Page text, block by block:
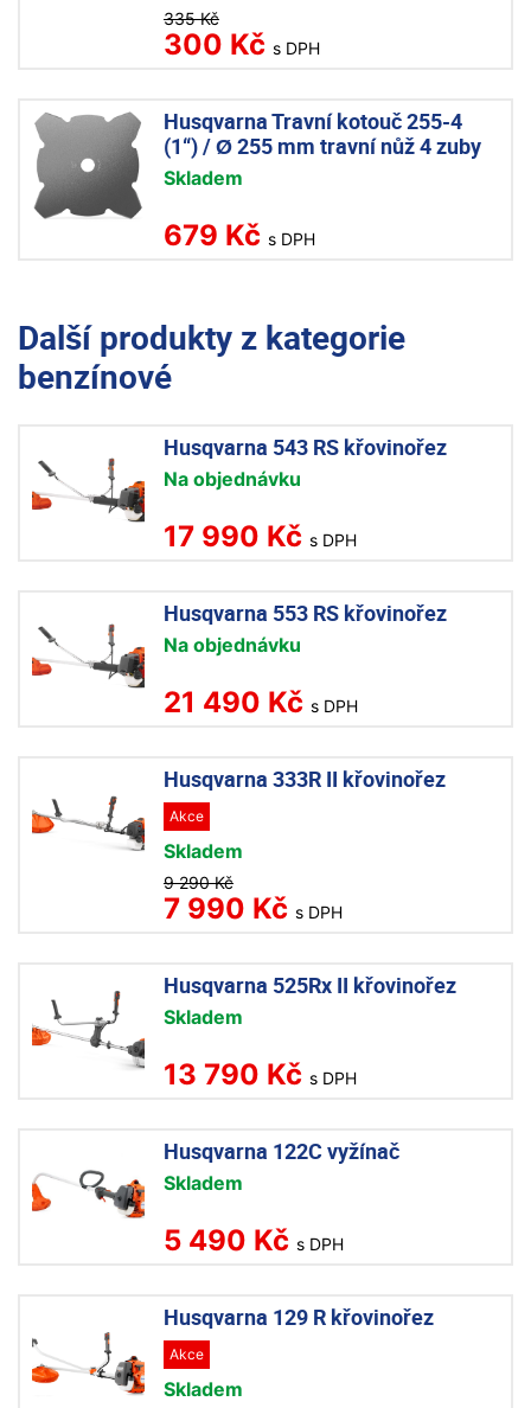
335 Kč
300 Kč s DPH
Husqvarna Travní kotouč 255-4
(1“) / Ø 255 mm travní nůž 4 zuby
Skladem
679 Kč s DPH
Další produkty z kategorie
benzínové
Husqvarna 543 RS křovinořez
Na objednávku
17 990 Kč s DPH
Husqvarna 553 RS křovinořez
Na objednávku
21 490 Kč s DPH
Husqvarna 333R II křovinořez
Akce
Skladem
9 290 Kč
7 990 Kč s DPH
Husqvarna 525Rx II křovinořez
Skladem
13 790 Kč s DPH
Husqvarna 122C vyžínač
Skladem
5 490 Kč s DPH
Husqvarna 129 R křovinořez
Akce
Skladem